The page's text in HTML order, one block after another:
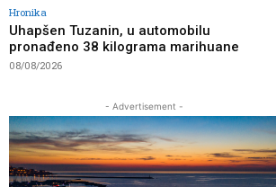
Hronika
Uhapšen Tuzanin, u automobilu
pronađeno 38 kilograma marihuane
08/08/2026
- Advertisement -